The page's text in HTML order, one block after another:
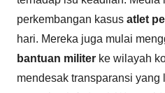
perkembangan kasus atlet
hari. Mereka juga mulai
bantuan militer ke wilayah
mendesak transparansi yang